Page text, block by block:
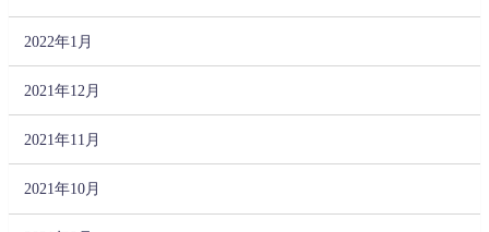
2022年1月
2021年12月
2021年11月
2021年10月